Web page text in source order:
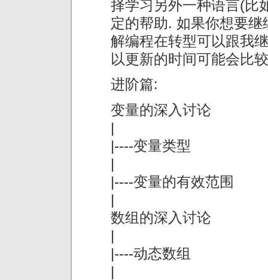
择学习另外一种语言(比
定的帮助. 如果你想要
解编程在转型可以跟我
以更新的时间可能会比
进阶篇:
变量的深入讨论
|
|----变量类型
|
|----变量的有效范围
|
数组的深入讨论
|
|----动态数组
|